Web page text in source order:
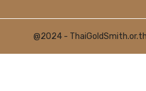
@2024 -